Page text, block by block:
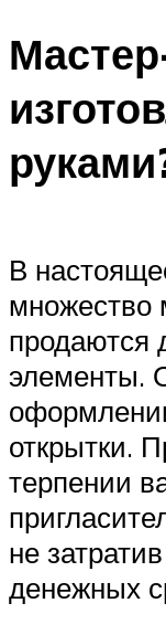
В
множество
продаются
элементы.
открытки.
терпении
не
денежных